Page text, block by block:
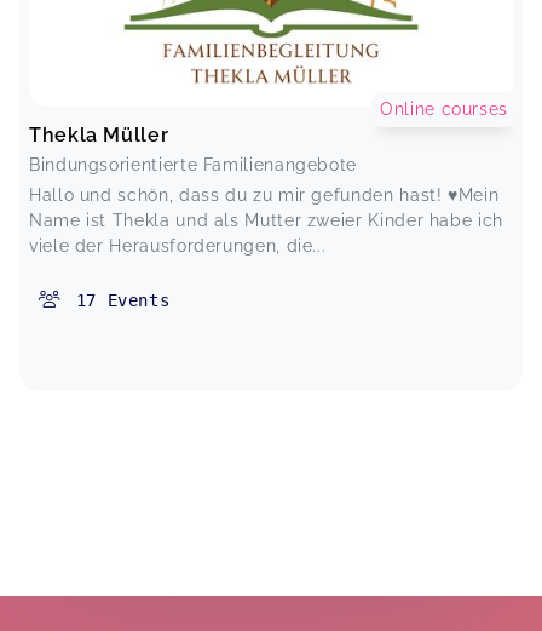
Thekla Müller
Bindungsorientierte Familienangebote
Hallo und schön, dass du zu mir gefunden hast! ♥️Mein
Name ist Thekla und als Mutter zweier Kinder habe ich
viele der Herausforderungen, die...
Online courses
17 Events